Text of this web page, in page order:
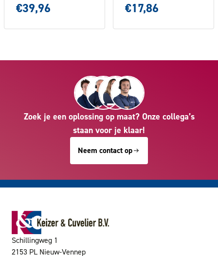
€39,96 €17,86
Zoek je een oplossing op maat? Onze collega’s
staan voor je klaar!
Neem contact op
Schillingweg 1
2153 PL Nieuw-Vennep